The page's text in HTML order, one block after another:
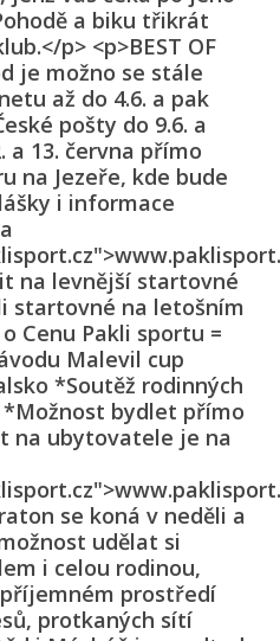
a biku třikrát
p> <p>BEST OF
je možno se stále
až do 4.6. a pak
pošty do 9.6. a
a 13. června přímo
na Jezeře, kde bude
i informace
na levnější startovné
startovné na letošním
Cenu Pakli sportu =
Malevil cup
*Soutěž rodinných
bydlet přímo
na ubytovatele je na
se koná v neděli a
udělat si
i celou rodinou,
prostředí
protkaných sítí